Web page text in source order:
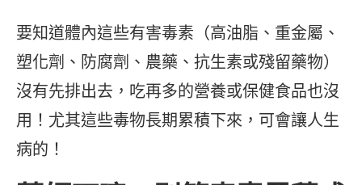
要知道體內這些有害毒素（高油脂、重金屬、
塑化劑、防腐劑、農藥、抗生素或殘留藥物）
沒有先排出去，吃再多的營養或保健食品也沒
用！尤其這些毒物長期累積下來，可會讓人生
病的！